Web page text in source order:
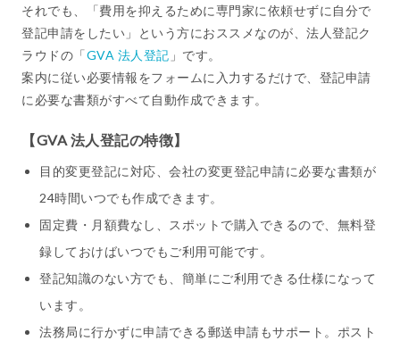
それでも、「費用を抑えるために専門家に依頼せずに自分で
登記申請をしたい」という方におススメなのが、法人登記ク
ラウドの「GVA 法人登記 」です。
案内に従い必要情報をフォームに入力するだけで、登記申請
に必要な書類がすべて自動作成できます。
【GVA 法人登記の特徴】
目的変更登記に対応、会社の変更登記申請に必要な書類が
24時間いつでも作成できます。
固定費・月額費なし、スポットで購入できるので、無料登
録しておけばいつでもご利用可能です。
登記知識のない方でも、簡単にご利用できる仕様になって
います。
法務局に行かずに申請できる郵送申請もサポート。ポスト